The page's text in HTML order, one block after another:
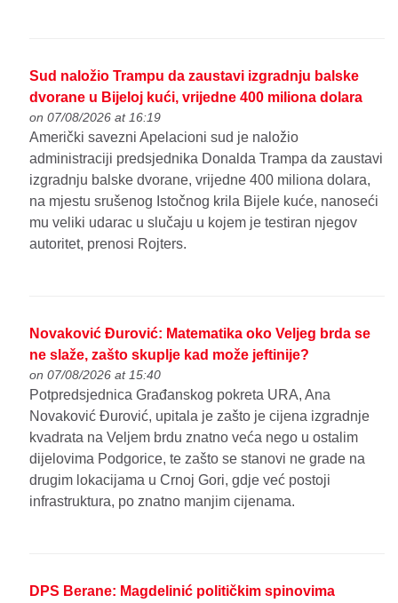
Sud naložio Trampu da zaustavi izgradnju balske
dvorane u Bijeloj kući, vrijedne 400 miliona dolara
on 07/08/2026 at 16:19
Američki savezni Apelacioni sud je naložio
administraciji predsjednika Donalda Trampa da zaustavi
izgradnju balske dvorane, vrijedne 400 miliona dolara,
na mjestu srušenog Istočnog krila Bijele kuće, nanoseći
mu veliki udarac u slučaju u kojem je testiran njegov
autoritet, prenosi Rojters.
Novaković Đurović: Matematika oko Veljeg brda se
ne slaže, zašto skuplje kad može jeftinije?
on 07/08/2026 at 15:40
Potpredsjednica Građanskog pokreta URA, Ana
Novaković Đurović, upitala je zašto je cijena izgradnje
kvadrata na Veljem brdu znatno veća nego u ostalim
dijelovima Podgorice, te zašto se stanovi ne grade na
drugim lokacijama u Crnoj Gori, gdje već postoji
infrastruktura, po znatno manjim cijenama.
DPS Berane: Magdelinić političkim spinovima